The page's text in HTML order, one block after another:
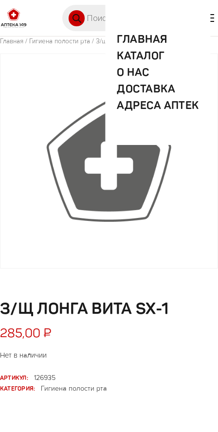
ГЛАВНАЯ
КАТАЛОГ
О НАС
ДОСТАВКА
АДРЕСА АПТЕК
Главная / Гигиена полости рта / З/щ лонга вита SX-1
З/Щ ЛОНГА ВИТА SX-1
285,00 ₽
Нет в наличии
АРТИКУЛ:
126935
КАТЕГОРИЯ:
Гигиена полости рта